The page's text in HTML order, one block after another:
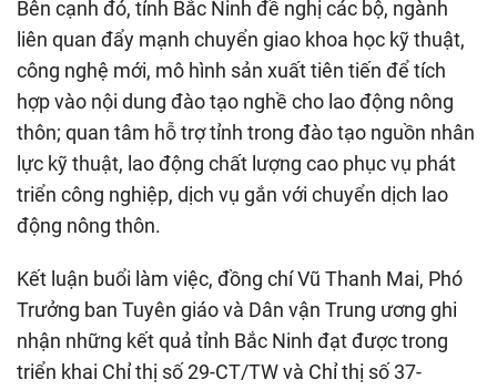
Bên cạnh đó, tỉnh Bắc Ninh đề nghị các bộ, ngành
liên quan đẩy mạnh chuyển giao khoa học kỹ thuật,
công nghệ mới, mô hình sản xuất tiên tiến để tích
hợp vào nội dung đào tạo nghề cho lao động nông
thôn; quan tâm hỗ trợ tỉnh trong đào tạo nguồn nhân
lực kỹ thuật, lao động chất lượng cao phục vụ phát
triển công nghiệp, dịch vụ gắn với chuyển dịch lao
động nông thôn.
Kết luận buổi làm việc, đồng chí Vũ Thanh Mai, Phó
Trưởng ban Tuyên giáo và Dân vận Trung ương ghi
nhận những kết quả tỉnh Bắc Ninh đạt được trong
triển khai Chỉ thị số 29-CT/TW và Chỉ thị số 37-